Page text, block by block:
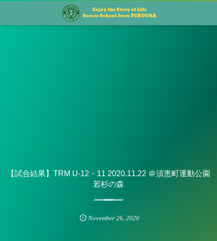
【試合結果】TRM U-12・11 2020.11.22 ＠須恵町運動公園
若杉の森
November 26, 2020